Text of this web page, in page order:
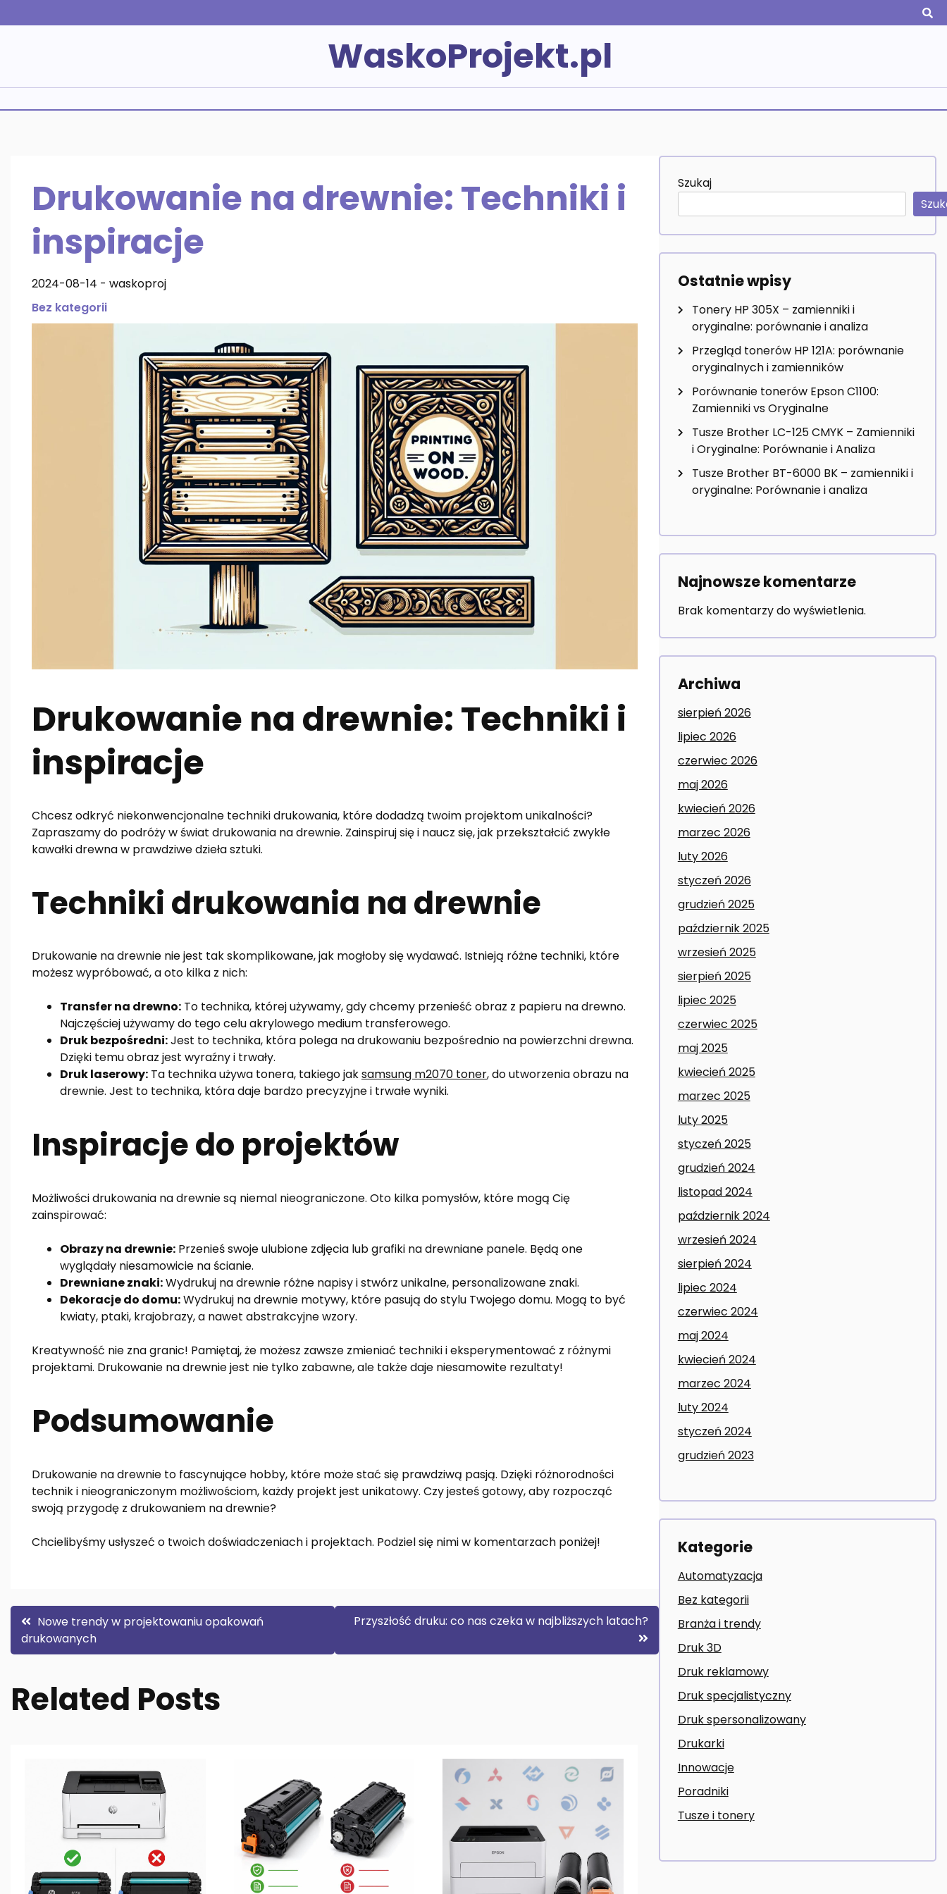
to
WaskoProjekt.pl
Drukowanie na drewnie: Techniki i
inspiracje
2024-08-14 - waskoproj
Bez kategorii
Drukowanie na drewnie: Techniki i
inspiracje
Chcesz odkryć niekonwencjonalne techniki drukowania, które dodadzą twoim projektom unikalności?
Zapraszamy do podróży w świat drukowania na drewnie. Zainspiruj się i naucz się, jak przekształcić zwykłe
kawałki drewna w prawdziwe dzieła sztuki.
Techniki drukowania na drewnie
Drukowanie na drewnie nie jest tak skomplikowane, jak mogłoby się wydawać. Istnieją różne techniki, które
możesz wypróbować, a oto kilka z nich:
Transfer na drewno: To technika, której używamy, gdy chcemy przenieść obraz z papieru na drewno.
Najczęściej używamy do tego celu akrylowego medium transferowego.
Druk bezpośredni:Jest to technika, która polega na drukowaniu bezpośrednio na powierzchni drewna.
Dzięki temu obraz jest wyraźny i trwały.
Druk laserowy: Ta technika używa tonera, takiego jaksamsung m2070 toner, do utworzenia obrazu na
drewnie. Jest to technika, która daje bardzo precyzyjne i trwałe wyniki.
Inspiracje do projektów
Możliwości drukowania na drewnie są niemal nieograniczone. Oto kilka pomysłów, które mogą Cię
zainspirować:
Obrazy na drewnie: Przenieś swoje ulubione zdjęcia lub grafiki na drewniane panele. Będą one
wyglądały niesamowicie na ścianie.
Drewniane znaki:Wydrukuj na drewnie różne napisy i stwórz unikalne, personalizowane znaki.
Dekoracje do domu:Wydrukuj na drewnie motywy, które pasują do stylu Twojego domu. Mogą to być
kwiaty, ptaki, krajobrazy, a nawet abstrakcyjne wzory.
Kreatywność nie zna granic! Pamiętaj, że możesz zawsze zmieniać techniki i eksperymentować z różnymi
projektami. Drukowanie na drewnie jest nie tylko zabawne, ale także daje niesamowite rezultaty!
Podsumowanie
Drukowanie na drewnie to fascynujące hobby, które może stać się prawdziwą pasją. Dzięki różnorodności
technik i nieograniczonym możliwościom, każdy projekt jest unikatowy. Czy jesteś gotowy, aby rozpocząć
swoją przygodę z drukowaniem na drewnie?
Chcielibyśmy usłyszeć o twoich doświadczeniach i projektach. Podziel się nimi w komentarzach poniżej!
Nawigacja
wpisu
Nowe trendy w projektowaniu opakowań
drukowanych
Przyszłość druku: co nas czeka w najbliższych latach?
Related Posts
Szukaj
Ostatnie wpisy
Tonery HP 305X – zamienniki i
oryginalne: porównanie i analiza
Przegląd tonerów HP 121A: porównanie
oryginalnych i zamienników
Porównanie tonerów Epson C1100:
Zamienniki vs Oryginalne
Tusze Brother LC-125 CMYK – Zamienniki
i Oryginalne: Porównanie i Analiza
Tusze Brother BT-6000 BK – zamienniki i
oryginalne: Porównanie i analiza
Najnowsze komentarze
Brak komentarzy do wyświetlenia.
Archiwa
sierpień 2026
lipiec 2026
czerwiec 2026
maj 2026
kwiecień 2026
marzec 2026
luty 2026
styczeń 2026
grudzień 2025
październik 2025
wrzesień 2025
sierpień 2025
lipiec 2025
czerwiec 2025
maj 2025
kwiecień 2025
marzec 2025
luty 2025
styczeń 2025
grudzień 2024
listopad 2024
październik 2024
wrzesień 2024
sierpień 2024
lipiec 2024
czerwiec 2024
maj 2024
kwiecień 2024
marzec 2024
luty 2024
styczeń 2024
grudzień 2023
Kategorie
Automatyzacja
Bez kategorii
Branża i trendy
Druk 3D
Druk reklamowy
Druk specjalistyczny
Druk spersonalizowany
Drukarki
Innowacje
Poradniki
Tusze i tonery